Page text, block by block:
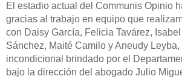
El estadio actual del Communis Opinio
gracias al trabajo en equipo que
con Daisy García, Felicia Tavárez,
Sánchez, Maité Camilo y Aneudy
incondicional brindado por el
bajo la dirección del abogado Julio